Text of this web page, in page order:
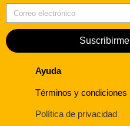
Suscribirme
Ayuda
Términos y condiciones
Política de privacidad